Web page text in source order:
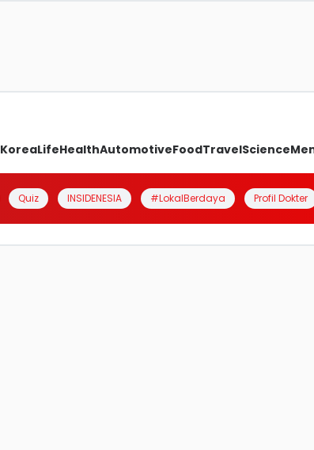
KoreaLifeHealthAutomotiveFoodTravelScience
Quiz INSIDENESIA #LokalBerdaya Profil Dokter